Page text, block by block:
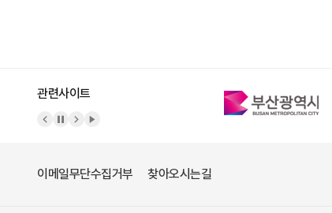
관련사이트
이메일무단수집거부 찾아오시는길